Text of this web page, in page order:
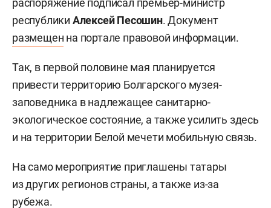
распоряжение подписал премьер-министр
республики Алексей Песошин. Документ
размещен на портале правовой информации.
Так, в первой половине мая планируется
привести территорию Болгарского музея-
заповедника в надлежащее санитарно-
экологическое состояние, а также усилить здесь
и на территории Белой мечети мобильную связь.
На само мероприятие приглашены татары
из других регионов страны, а также из-за
рубежа.